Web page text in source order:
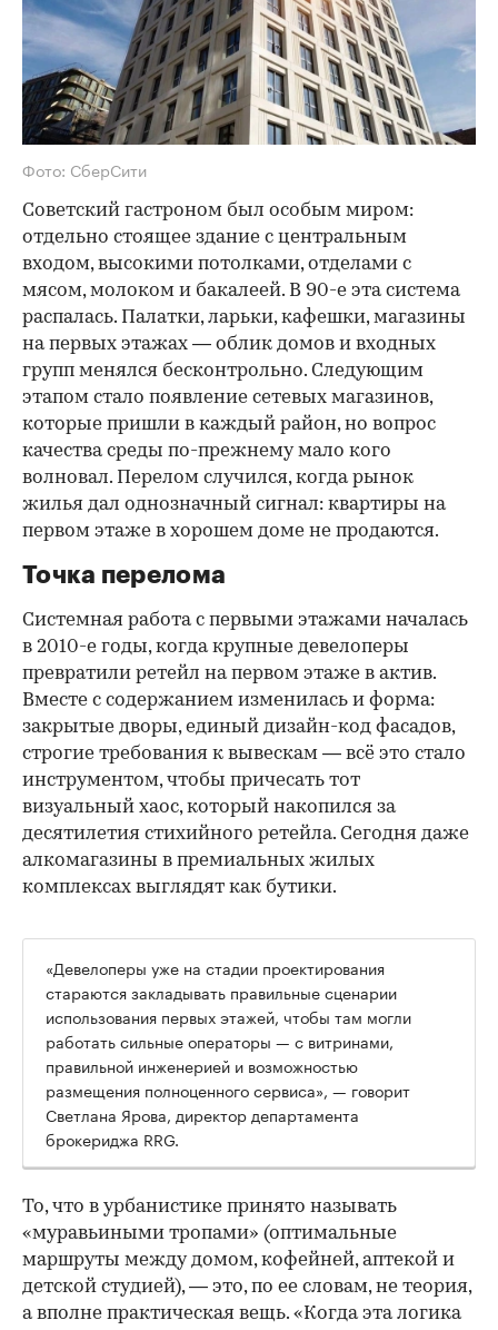
Фото: СберСити
Советский гастроном был особым миром:
отдельно стоящее здание с центральным
входом, высокими потолками, отделами с
мясом, молоком и бакалеей. В 90-е эта система
распалась. Палатки, ларьки, кафешки, магазины
на первых этажах — облик домов и входных
групп менялся бесконтрольно. Следующим
этапом стало появление сетевых магазинов,
которые пришли в каждый район, но вопрос
качества среды по-прежнему мало кого
волновал. Перелом случился, когда рынок
жилья дал однозначный сигнал: квартиры на
первом этаже в хорошем доме не продаются.
Точка перелома
Системная работа с первыми этажами началась
в 2010-е годы, когда крупные девелоперы
превратили ретейл на первом этаже в актив.
Вместе с содержанием изменилась и форма:
закрытые дворы, единый дизайн-код фасадов,
строгие требования к вывескам — всё это стало
инструментом, чтобы причесать тот
визуальный хаос, который накопился за
десятилетия стихийного ретейла. Сегодня даже
алкомагазины в премиальных жилых
комплексах выглядят как бутики.
00:00
«Девелоперы уже на стадии проектирования
стараются закладывать правильные сценарии
использования первых этажей, чтобы там могли
работать сильные операторы — с витринами,
правильной инженерией и возможностью
размещения полноценного сервиса», — говорит
Светлана Ярова, директор департамента
брокериджа RRG.
То, что в урбанистике принято называть
«муравьиными тропами» (оптимальные
маршруты между домом, кофейней, аптекой и
детской студией), — это, по ее словам, не теория,
а вполне практическая вещь. «Когда эта логика